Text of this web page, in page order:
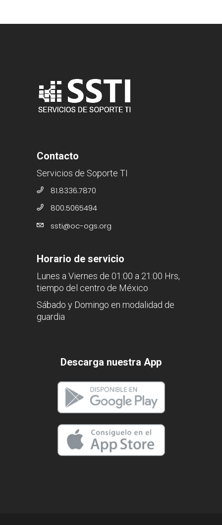
Contacto
Servicios de Soporte TI
81.8336.7870
800.5065494
ssti@oc-ogs.org
Horario de servicio
Lunes a Viernes de 01:00 a 21:00 Hrs,
tiempo del centro de México
Sábado y Domingo en modalidad de
guardia
Descarga nuestra App